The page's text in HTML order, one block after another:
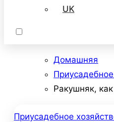
UK
Домашняя
Ракушняк,
Приусадебное